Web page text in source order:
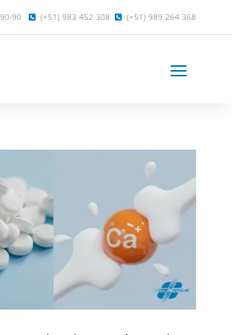
90-90 (+51) 983 452 308 (+51) 989 264 368